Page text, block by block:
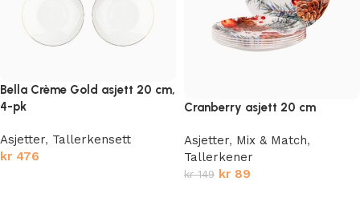
Bella Crème Gold asjett 20 cm,
4-pk
Asjetter, Tallerkensett
kr 476
Cranberry asjett 20 cm
Asjetter, Mix & Match,
Tallerkener
kr149 kr 89